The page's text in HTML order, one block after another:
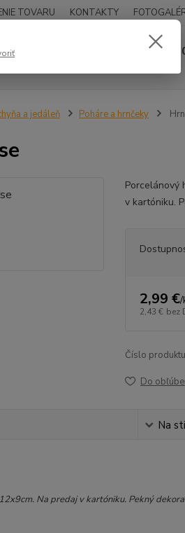
TOVARU KONTAKTY
Hľadať 0948 236
a jedáleň Poháre a hrnčeky
Porcelánový
v kartóniku.
2,99 €/
2,43 € bez
Číslo
Do
Na
Na predaj v kartóniku. Pekný